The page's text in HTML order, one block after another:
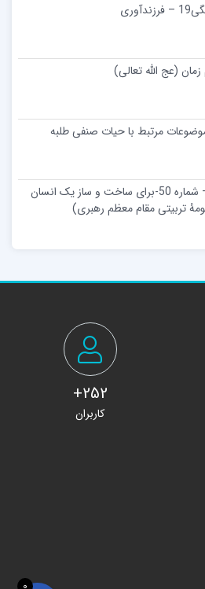
زمان (عج الله تعالی)
مرتبط با حیات صنفی طلبه
نشریه راه نما – شماره 50-برای ساخت‌ و ساز یک انسان
تربیتی مقام معظم رهبری)
252+
کاربران